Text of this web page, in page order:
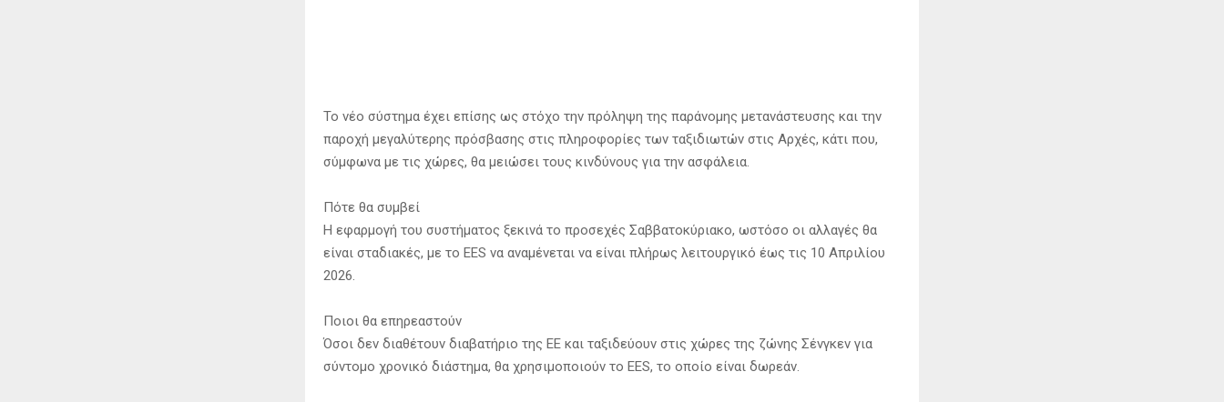
Το νέο σύστημα έχει επίσης ως στόχο την πρόληψη της παράνομης μετανάστευσης και την
παροχή μεγαλύτερης πρόσβασης στις πληροφορίες των ταξιδιωτών στις Αρχές, κάτι που,
σύμφωνα με τις χώρες, θα μειώσει τους κινδύνους για την ασφάλεια.
Πότε θα συμβεί
Η εφαρμογή του συστήματος ξεκινά το προσεχές Σαββατοκύριακο, ωστόσο οι αλλαγές θα
είναι σταδιακές, με το EES να αναμένεται να είναι πλήρως λειτουργικό έως τις 10 Απριλίου
2026.
Ποιοι θα επηρεαστούν
Όσοι δεν διαθέτουν διαβατήριο της ΕΕ και ταξιδεύουν στις χώρες της ζώνης Σένγκεν για
σύντομο χρονικό διάστημα, θα χρησιμοποιούν το EES, το οποίο είναι δωρεάν.